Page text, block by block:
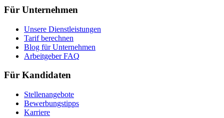
Für Unternehmen
Unsere Dienstleistungen
Tarif berechnen
Blog für Unternehmen
Arbeitgeber FAQ
Für Kandidaten
Stellenangebote
Bewerbungstipps
Karriere